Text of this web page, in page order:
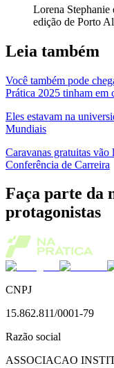
Lorena Stephanie
edição de Porto
Leia também
Você também pode
Prática 2025 tinham em
Eles estavam na
Mundiais
Caravanas gratuitas vão
Conferência de Carreira
Faça parte da
protagonistas
CNPJ
15.862.811/0001-79
Razão social
ASSOCIACAO